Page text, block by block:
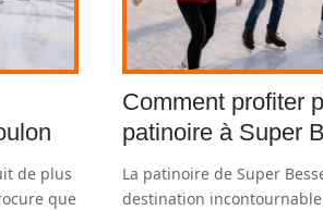
de plus
que
Comment profiter
patinoire à Super
La patinoire de Super
destination